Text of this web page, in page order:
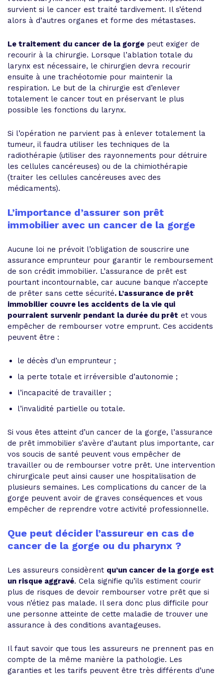
survient si le cancer est traité tardivement. Il s’étend
alors à d’autres organes et forme des métastases.
Le traitement du cancer de la gorge peut exiger de
recourir à la chirurgie. Lorsque l’ablation totale du
larynx est nécessaire, le chirurgien devra recourir
ensuite à une trachéotomie pour maintenir la
respiration. Le but de la chirurgie est d’enlever
totalement le cancer tout en préservant le plus
possible les fonctions du larynx.
Si l’opération ne parvient pas à enlever totalement la
tumeur, il faudra utiliser les techniques de la
radiothérapie (utiliser des rayonnements pour détruire
les cellules cancéreuses) ou de la chimiothérapie
(traiter les cellules cancéreuses avec des
médicaments).
L’importance d’assurer son prêt
immobilier avec un cancer de la gorge
Aucune loi ne prévoit l’obligation de souscrire une
assurance emprunteur pour garantir le remboursement
de son crédit immobilier. L’assurance de prêt est
pourtant incontournable, car aucune banque n’accepte
de prêter sans cette sécurité. L’assurance de prêt
immobilier couvre les accidents de la vie qui
pourraient survenir pendant la durée du prêt et vous
empêcher de rembourser votre emprunt. Ces accidents
peuvent être :
le décès d’un emprunteur ;
la perte totale et irréversible d’autonomie ;
l’incapacité de travailler ;
l’invalidité partielle ou totale.
Si vous êtes atteint d’un cancer de la gorge, l’assurance
de prêt immobilier s’avère d’autant plus importante, car
vos soucis de santé peuvent vous empêcher de
travailler ou de rembourser votre prêt. Une intervention
chirurgicale peut ainsi causer une hospitalisation de
plusieurs semaines. Les complications du cancer de la
gorge peuvent avoir de graves conséquences et vous
empêcher de reprendre votre activité professionnelle.
Que peut décider l’assureur en cas de
cancer de la gorge ou du pharynx ?
Les assureurs considèrent qu’un cancer de la gorge est
un risque aggravé. Cela signifie qu’ils estiment courir
plus de risques de devoir rembourser votre prêt que si
vous n’étiez pas malade. Il sera donc plus difficile pour
une personne atteinte de cette maladie de trouver une
assurance à des conditions avantageuses.
Il faut savoir que tous les assureurs ne prennent pas en
compte de la même manière la pathologie. Les
garanties et les tarifs peuvent être très différents d’une